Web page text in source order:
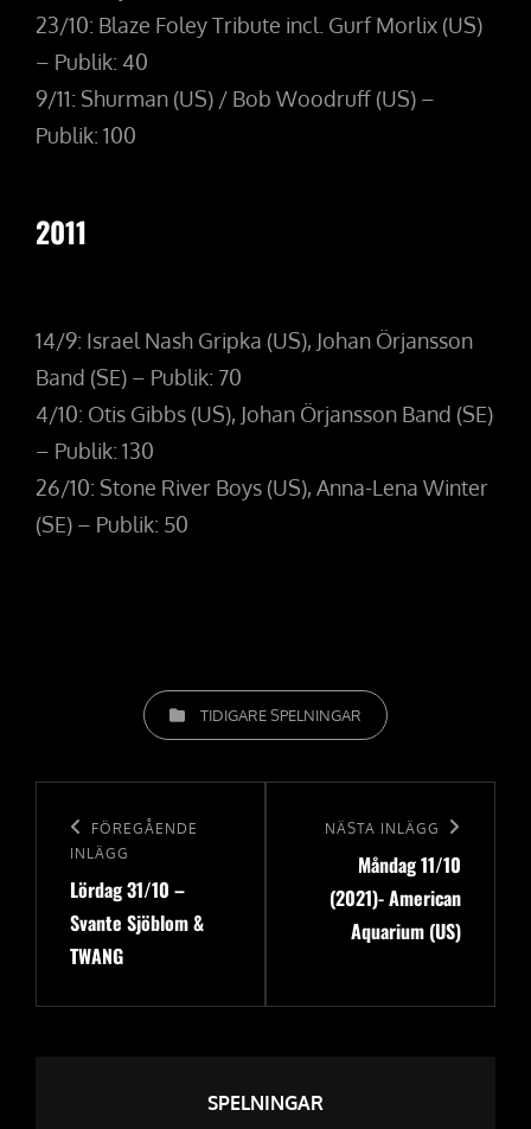
23/10: Blaze Foley Tribute incl. Gurf Morlix (US)
– Publik: 40
9/11: Shurman (US) / Bob Woodruff (US) –
Publik: 100
2011
14/9: Israel Nash Gripka (US), Johan Örjansson
Band (SE) – Publik: 70
4/10: Otis Gibbs (US), Johan Örjansson Band (SE)
– Publik: 130
26/10: Stone River Boys (US), Anna-Lena Winter
(SE) – Publik: 50
KATEGORIER
TIDIGARE SPELNINGAR
Inläggsnavigering
Föregående
FÖREGÅENDE
INLÄGG
Lördag 31/10 –
Svante Sjöblom &
TWANG
Nästa
NÄSTA INLÄGG
Måndag 11/10
(2021)- American
Aquarium (US)
SPELNINGAR